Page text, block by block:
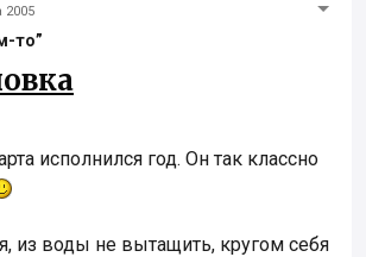
2005
то”
исполнился год. Он так классно
из воды не вытащить, кругом себя